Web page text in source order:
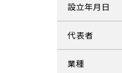
設立年月日
代表者
業種